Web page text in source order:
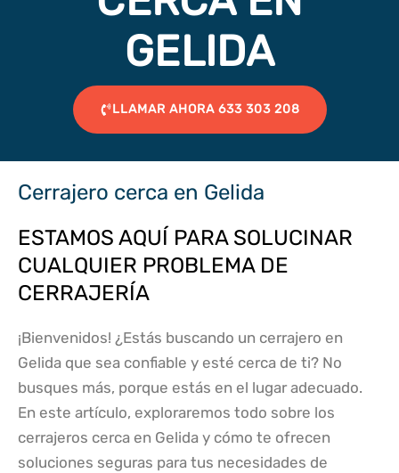
GELIDA
LLAMAR AHORA 633 303 208
Cerrajero cerca en Gelida
ESTAMOS AQUÍ PARA SOLUCINAR
CUALQUIER PROBLEMA DE
CERRAJERÍA
¡Bienvenidos! ¿Estás buscando un cerrajero en
Gelida que sea confiable y esté cerca de ti? No
busques más, porque estás en el lugar adecuado.
En este artículo, exploraremos todo sobre los
cerrajeros cerca en Gelida y cómo te ofrecen
soluciones seguras para tus necesidades de